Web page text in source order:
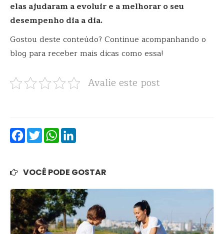
elas ajudaram a evoluir e a melhorar o seu
desempenho dia a dia.
Gostou deste conteúdo? Continue acompanhando o
blog para receber mais dicas como essa!
Avalie este post
FacebookTwitterWhatsApp
VOCÊ PODE GOSTAR